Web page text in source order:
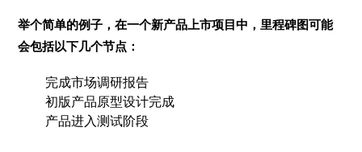
举个简单的例子，在一个新产品上市项目中，里程碑图可能
会包括以下几个节点：
完成市场调研报告
初版产品原型设计完成
产品进入测试阶段